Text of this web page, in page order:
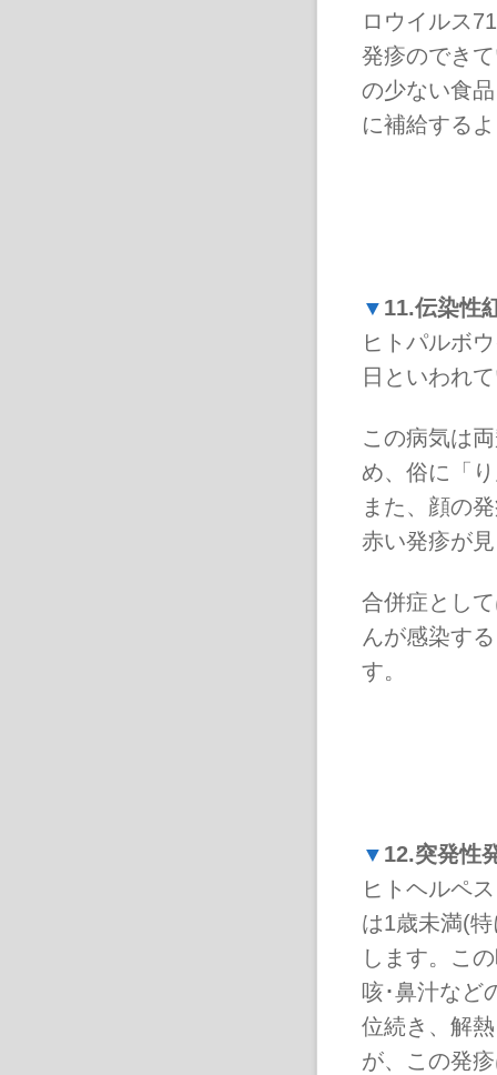
ロウイルス
発疹のでき
の少ない食
に補給する
▼ 11.伝染性
ヒトパルボ
日といわれ
この病気は
め、俗に「
また、顔の
赤い発疹が
合併症とし
んが感染す
す。
▼ 12.突発性
ヒトヘルペ
は1歳未満(
します。こ
咳･鼻汁など
位続き、解
が、この発